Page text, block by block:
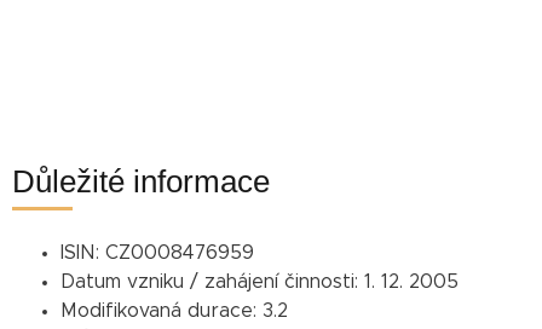
Důležité informace
ISIN: CZ0008476959
Datum vzniku / zahájení činnosti: 1. 12. 2005
Modifikovaná durace: 3.2